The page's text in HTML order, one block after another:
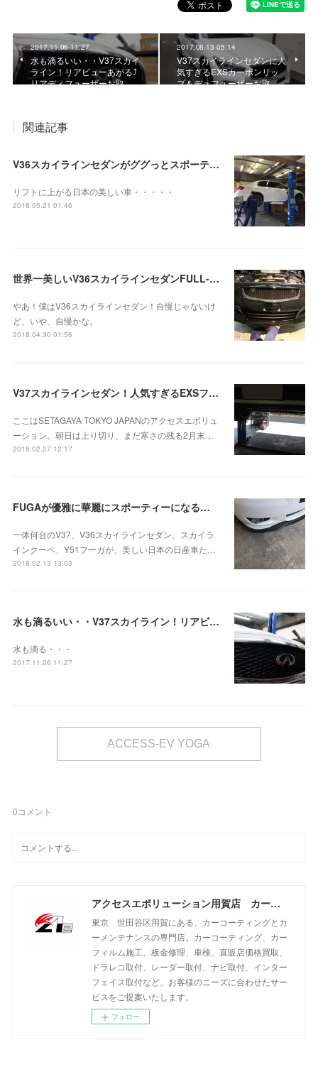
2017.11.06 11:27
水も滴るいい・・V37スカイ
ライン！リアビューあがる⤴
リアディフューザーお取…
2017.08.13 05:14
V37スカイラインセダンに人
気すぎるEXSカーボンリッ
プ＆デュフューザーお取…
関連記事
V36スカイラインセダンがググっとスポーティー＆クールにリアビュー決まりすぎるカーボンリアディフューザーはACCSESS-EV@EXS！
リフトに上がる日本の美しい車・・・・・
2018.05.21 01:46
世界一美しいV36スカイラインセダンFULL-EXS化＆レイヤードサウンドお取り付け！
やあ！僕はV36スカイラインセダン！自慢じゃないけ
ど、いや、自慢かな。
2018.04.30 01:56
V37スカイラインセダン！人気すぎるEXSフロントリップスポイラーお取り付け！
ここはSETAGAYA TOKYO JAPANのアクセスエボリュ
ーション。朝日は上り切り、まだ寒さの残る2月末…
2018.02.27 12:17
FUGAが優雅に華麗にスポーティーになる！EXSカーボンリップスポイラーお取り付け
一体何台のV37、V36スカイラインセダン、スカイラ
インクーペ、Y51フーガが、美しい日本の日産車た…
2018.02.13 13:03
水も滴るいい・・V37スカイライン！リアビューあがる⤴リアディフューザーお取り付け！
水も滴る・・・
2017.11.06 11:27
ACCESS-EV YOGA
0コメント
アクセスエボリューション用賀店 カーコーティング・カーメンテナンスの専門店
東京 世田谷区用賀にある、カーコーティングとカ
ーメンテナンスの専門店。カーコーティング、カー
フィルム施工、板金修理、車検、直販店価格買取、
ドラレコ取付、レーダー取付、ナビ取付、インター
フェイス取付など、お客様のニーズに合わせたサー
ビスをご提案いたします。
フォロー